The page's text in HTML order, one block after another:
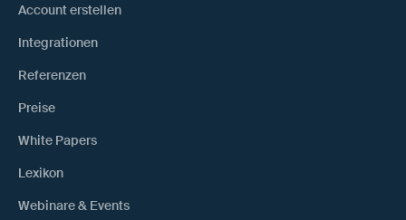
Account erstellen
Integrationen
Referenzen
Preise
White Papers
Lexikon
Webinare & Events